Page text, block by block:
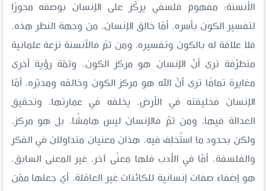
الأنسنة: مفهوم فلسفي يركّز على الإنسان بوصفه محورًا
لتفسير الكون بأسره، أمّا خالق الإنسان، من وجهة النظر هذه،
فلا علاقة له بالكون وتفسيره. ومن ثمّ فالأنسنة نزعة علمانية
متطرّفة ترى أنّ الإنسان هو مركز الكون. وثمّة رؤية أخرى
مغايرة تمامًا ترى أنّ الله هو مركز الكون وخالقه ومدبّره، أمّا
الإنسان فخليفته في الأرض، يخلفه في عمارتها، وتحقيق
العدالة فيها، ومن ثمّ فالإنسان ليس هامشًا، بل هو مركز،
ولكن بحدود ما استُخلِف فيه. هذان معنيان متداولان في الفكر
والفلسفة، أمّا في الأدب فلها معنًى آخر، غير المعنى السابق،
هو إضفاء صفات إنسانية للكائنات غير العاقلة، أي جعلها ممّن